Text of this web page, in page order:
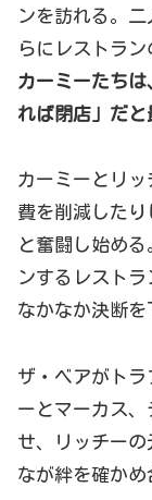
ンを訪れる。
らにレストラン
カーミーたち
れば閉店」だと
カーミーとリ
費を削減した
と奮闘し始め
ンするレストラ
なかなか決断を
ザ・ベアがト
ーとマーカス
せ、リッチー
なが絆を確かめ